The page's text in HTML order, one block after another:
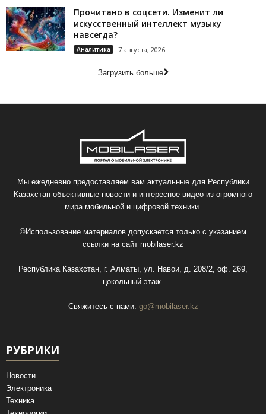
Прочитано в соцсети. Изменит ли
искусственный интеллект музыку
навсегда?
Аналитика 7 августа, 2026
Загрузить больше
Мы ежедневно предоставляем вам актуальные для Республики
Казахстан объективные новости и интересное видео из огромного
мира мобильной и цифровой техники.
©Использование материалов допускается только с указанием
ссылки на сайт mobilaser.kz
Республика Казахстан, г. Алматы, ул. Навои, д. 208/2, оф. 269,
цокольный этаж.
Свяжитесь с нами: go@mobilaser.kz
РУБРИКИ
Новости
Электроника
Техника